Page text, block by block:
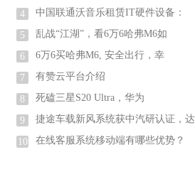
4 中国联通沃音乐租赁IT硬件设备：
5 乱战“江湖”，看6万6哈弗M6如
6 6万6买哈弗M6, 安全出行，幸
7 有赞云平台介绍
8 死磕三星S20 Ultra，华为
9 捷途车载新风系统获中汽研认证，达
10 在线客服系统移动端有哪些优势？